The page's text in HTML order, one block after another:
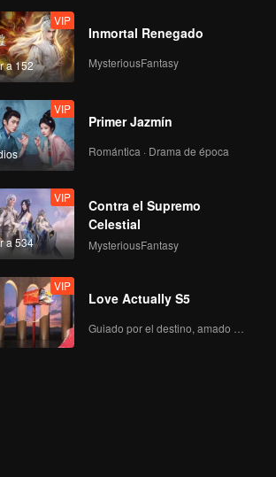
VIP EP11: Top Form
Special: Black Honey
Cut
Tráileres Trailer 01: Top Form
De pago
The Making of Top
Form 01
a 152
VIP
Inmortal Renegado
MysteriousFantasy
VIP
Primer Jazmín
Romántica · Drama de época
a 534
VIP
Contra el Supremo
Celestial
MysteriousFantasy
VIP
Love Actually S5